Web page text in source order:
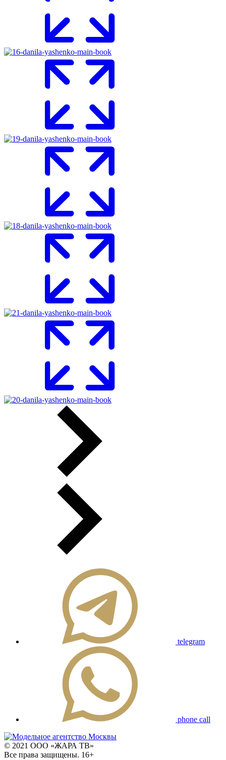
telegram
phone call
© 2021 ООО «ЖАРА ТВ»
Все права защищены. 16+